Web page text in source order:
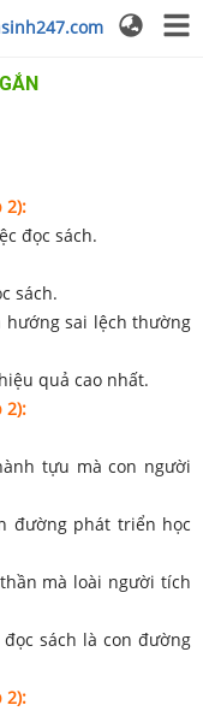
2):
đọc sách.
sách.
hướng sai lệch thường
quả cao nhất.
2):
tựu mà con người
đường phát triển học
mà loài người tích
sách là con đường
2):